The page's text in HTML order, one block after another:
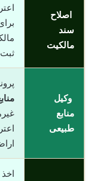
اصلاح
سند
مالکیت
وکیل
منابع
طبیعی